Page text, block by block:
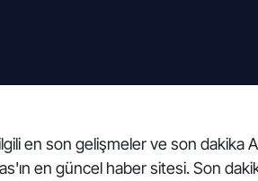
en son gelişmeler ve son dakika
en güncel haber sitesi. Son